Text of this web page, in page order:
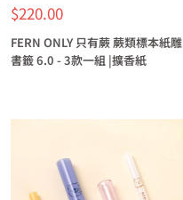
特
價
$220.00
FERN ONLY 只有蕨 蕨類標本紙雕
書籤 6.0 - 3款一組 |擴香紙